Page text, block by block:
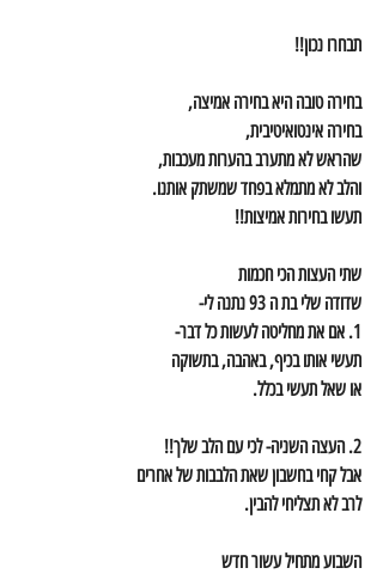
תבחרו נכון!!
בחירה טובה היא בחירה אמיצה,
בחירה אינטואיטיבית,
שהראש לא מתערב בהערות מעכבות,
והלב לא מתמלא בפחד שמשתק אותנו.
תעשו בחירות אמיצות!!
שתי העצות הכי חכמות
שדודה שלי בת ה 93 נתנה לי-
1. אם את מחליטה לעשות כל דבר-
תעשי אותו בכיף, באהבה, בתשוקה
או שאל תעשי בכלל.
2. העצה השניה- לכי עם הלב שלך!!
אבל קחי בחשבון שאת הלבבות של אחרים
לרב לא תצליחי להבין.
השבוע מתחיל עשור חדש